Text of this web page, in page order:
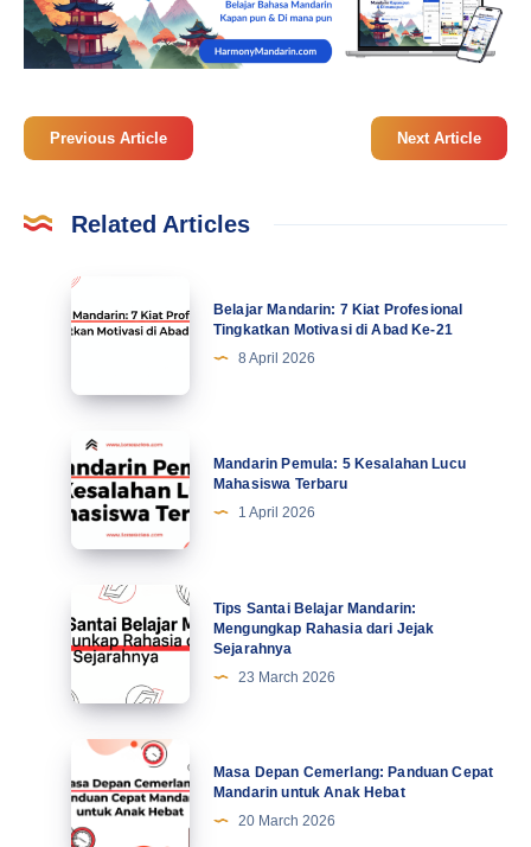
Previous Article Next Article
Related Articles
Belajar
Mandarin:
Profesional
Tingkatkan
Motivasi
di
Abad
Ke-
Belajar Mandarin: 7 Kiat Profesional
Tingkatkan Motivasi di Abad Ke-21
8 April 2026
Mandarin
Pemula:
5
Kesalahan
Lucu
Mahasiswa
Terbaru
Mandarin Pemula: 5 Kesalahan Lucu
Mahasiswa Terbaru
1 April 2026
Tips
Santai
Belajar
Mandarin:
Mengungkap
Rahasia
dari
Jejak
Sejarahnya
Tips Santai Belajar Mandarin:
Mengungkap Rahasia dari Jejak
Sejarahnya
23 March 2026
Masa
Depan
Cemerlang:
Panduan
Masa Depan Cemerlang: Panduan Cepat
Mandarin untuk Anak Hebat
20 March 2026